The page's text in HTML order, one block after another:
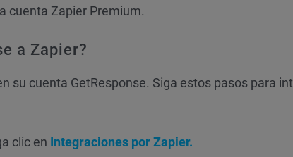
cuenta Zapier Premium.
a Zapier?
su cuenta GetResponse. Siga estos pasos para
clic en Integraciones por Zapier.